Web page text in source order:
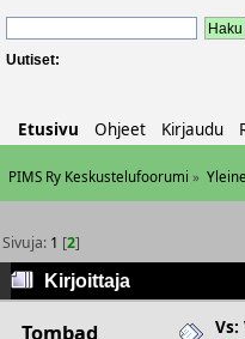
Uutiset:
Etusivu Ohjeet Kirjaudu
PIMS Ry Keskustelufoorumi »
Sivuja: 1 [2]
Kirjoittaja
Tombad